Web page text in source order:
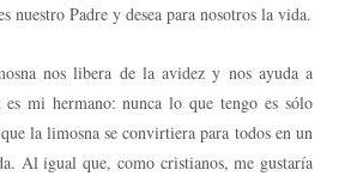
nuestro Padre y desea para nosotros la vida.
nos libera de la avidez y nos ayuda a
mi hermano: nunca lo que tengo es sólo
la limosna se convirtiera para todos en un
Al igual que, como cristianos, me gustaría